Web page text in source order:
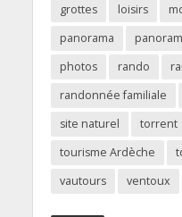
grottes
loisirs
panorama
photos
rando
randonnée familiale
site naturel
torrent
tourisme Ardèche
vautours
ventoux